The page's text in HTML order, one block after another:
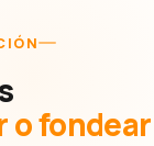
o fondear